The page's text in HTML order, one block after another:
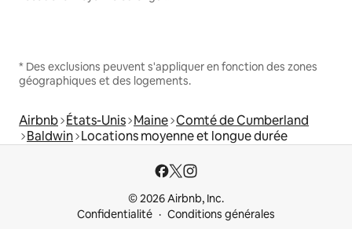
* Des exclusions peuvent s'appliquer en fonction des zones
géographiques et des logements.
Airbnb États-Unis Maine Comté de Cumberland
Baldwin Locations moyenne et longue durée
© 2026 Airbnb, Inc.
Confidentialité
Conditions générales